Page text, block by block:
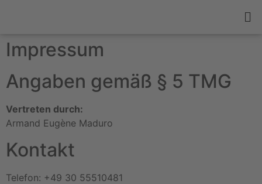
Impressum
Angaben gemäß § 5 TMG
Vertreten durch:
Armand Eugène Maduro
Kontakt
Telefon: +49 30 55510481